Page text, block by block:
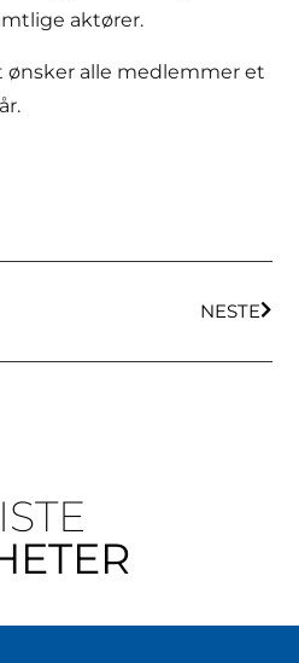
aktører.
ønsker alle medlemmer et
NESTE